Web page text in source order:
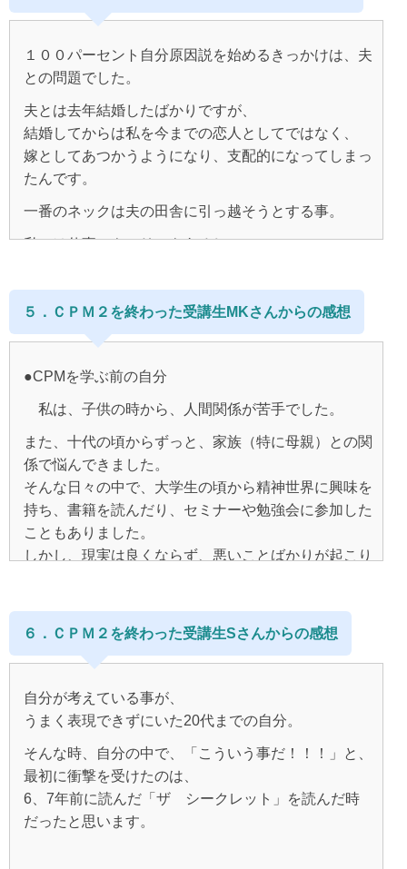
起こったこと、それに対してどんな風に思うのか。
自分の中にはどんな思い込みがあるのかなどです。
毎日自分の心と向き合って行動することを積み重ねて
いくと、
無意識に思い込んでいたことが分かるようになり、
自己肯定感がとても低かった私が、
それに比例するように周りの人から認められるように
なり、
悩むことがなくなってきて、心が凄く軽くなりまし
た。
人生って本当に楽しいんだ！そう思い、
もっとCPMを詳しく学びたい！
もっとCPMを自分のものにしたい！
＜CPM２を学び始めて＞
CPM2を学びはじめたときは、
メールセッションやテキストで学んだ内容を
理論とセットにして落とし込んでいくのがとても楽し
かったです。
なるほど！だからこうなのか！
とテキストを読むだけでワクワクしてきました。
る、
私は変わる！！
と決めたからです。
今まで自分が勉強をしたいなという気持ちに、
投資してあげられなかったので、
潜在意識からのメッセージであろう勉強したいという
ワクワクの気持ちを大切にしました。
やらない後悔とはサヨナラ！！
といった決意も込めて決めました。
◆CPM２を勉強して◆
周りの人は自分の思考の一部を反映していること、
だったら自分が変われば
周りも変わるんじゃん？
と自分次第でクリエイトが可能なことを
すっと信じられた時、
希望が湧いてやりたいことが少しずつ見えてきたこ
また、嫌いな人には、
思い出すだけでイライラするほど嫌いだったのに、
ずっとその嫌な役をやってくれてありがとうと、
感謝の気持ちを持つことが
出来て物事の見方を変えて
みれるようになったことが特にびっくりです。
過去だって自分の今の思考が送り出している思い込み
だということ、
夫の病気のことよりも前から、
自分は生きずらさのようなものを抱えてきたことに気
が付きました。
そして、いつも重たく孤独な気持ち、
不安感のようなものを抱えていました。
なのではないか。
そうやって育ってきてしまったんだから、
とどこかで思ってましたが、自分でなんとかしたい、
と切実に思うようになってきたのです。
そして昨年、思い切って個人セッション、
続いてＣＰＭのコースに申し込みをすることにしまし
た。
ＣＰＭ２では、
読んだだけでなく書き出していくことをするので、
書く、という作業によって、
あぁこういうことだったのか、
書くということはとても大切なんだと思います。
例えば、未来を知る、のところで、
自分の両親のことを書き出してみたら、
夫と私に同じパターンが見えびっくりしたのです。
自分にどんな思考があるのか、意識するようになって
きました。
１００パーセント自分原因説を始めるきっかけは、夫
との問題でした。
夫とは去年結婚したばかりですが、
結婚してからは私を今までの恋人としてではなく、
嫁としてあつかうようになり、支配的になってしまっ
たんです。
一番のネックは夫の田舎に引っ越そうとする事。
私には仕事のキャリアもあるし、
田舎にいくなんて無理な相談なのに、
夫の態度は一方的で正直うんざり。
早く離婚したかったのですが、
子供もいるので自分なりに解決法を探していたんで
因説を知ったのが１月。
本を読んで、
本当にこんな風に自分の現実が変わるといいな
～・・・と思いました。
今までもマーフィーをよんで
でも、これを機会にもう一度挑戦しよう！！
だめなら離婚しかない！と決心しました。
ただ、読んでワークをしてみても、
自分の中に
今一つ信じきれない疑問やら迷いがあって、
それを解消するために
マスターコースを始めたのが２月。
５．ＣＰＭ２を終わった受講生MKさんからの感想
●CPMを学ぶ前の自分
私は、子供の時から、人間関係が苦手でした。
また、十代の頃からずっと、家族（特に母親）との関
係で悩んできました。
そんな日々の中で、大学生の頃から精神世界に興味を
持ち、書籍を読んだり、セミナーや勉強会に参加した
こともありました。
しかし、現実は良くならず、悪いことばかりが起こり
今考えればテキスト１の冒頭に書かれている、
「自分にひどいことをした人を許してあげる」と思う
ことでの、
自分を被害者にする思考、
「精神世界のことを知っている私は、周囲の人より偉
いんだ」と思っている、周囲の人を見下す思考が原因
だったと思います。
６．ＣＰＭ２を終わった受講生Sさんからの感想
自分が考えている事が、
うまく表現できずにいた20代までの自分。
そんな時、自分の中で、「こういう事だ！！！」と、
最初に衝撃を受けたのは、
6、7年前に読んだ「ザ シークレット」を読んだ時
だったと思います。